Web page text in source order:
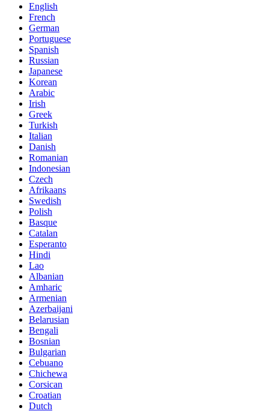
English
French
German
Portuguese
Spanish
Russian
Japanese
Korean
Arabic
Irish
Greek
Turkish
Italian
Danish
Romanian
Indonesian
Czech
Afrikaans
Swedish
Polish
Basque
Catalan
Esperanto
Hindi
Lao
Albanian
Amharic
Armenian
Azerbaijani
Belarusian
Bengali
Bosnian
Bulgarian
Cebuano
Chichewa
Corsican
Croatian
Dutch